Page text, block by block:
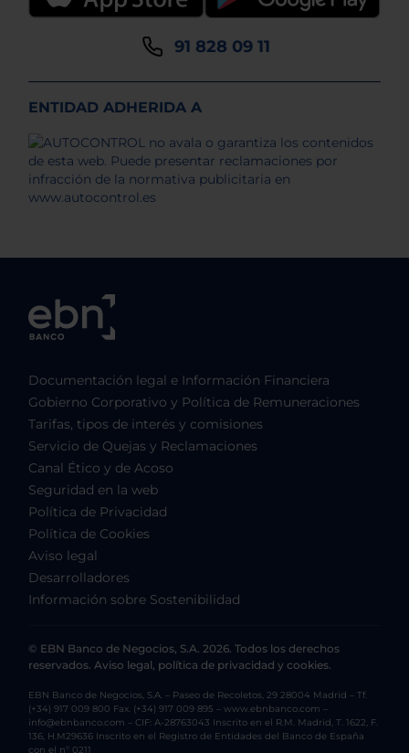
91 828 09 11
ENTIDAD ADHERIDA A
Documentación legal e Información Financiera
Gobierno Corporativo y Política de Remuneraciones
Tarifas, tipos de interés y comisiones
Servicio de Quejas y Reclamaciones
Canal Ético y de Acoso
Seguridad en la web
Política de Privacidad
Política de Cookies
Aviso legal
Desarrolladores
Información sobre Sostenibilidad
© EBN Banco de Negocios, S.A. 2026. Todos los derechos
reservados. Aviso legal, política de privacidad y cookies.
EBN Banco de Negocios, S.A. – Paseo de Recoletos, 29 28004 Madrid – Tf.
(+34) 917 009 800 Fax. (+34) 917 009 895 – www.ebnbanco.com –
info@ebnbanco.com – CIF: A-28763043 Inscrito en el R.M. Madrid, T. 1622, F.
136, H.M29636 Inscrito en el Registro de Entidades del Banco de España
con el nº 0211